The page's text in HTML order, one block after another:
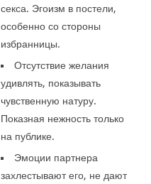
секса. Эгоизм в постели,
особенно со стороны
избранницы.
Отсутствие желания
удивлять, показывать
чувственную натуру.
Показная нежность только
на публике.
Эмоции партнера
захлестывают его, не дают